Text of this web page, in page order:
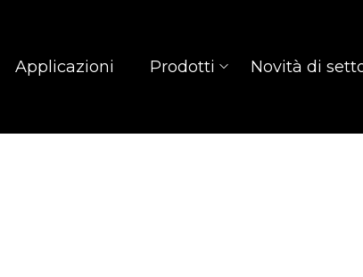
Applicazioni Prodotti Novità di